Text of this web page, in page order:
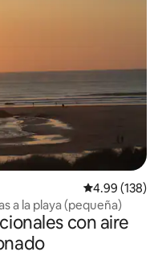
Calificación
4.99 (138)
a la playa (pequeña)
con aire